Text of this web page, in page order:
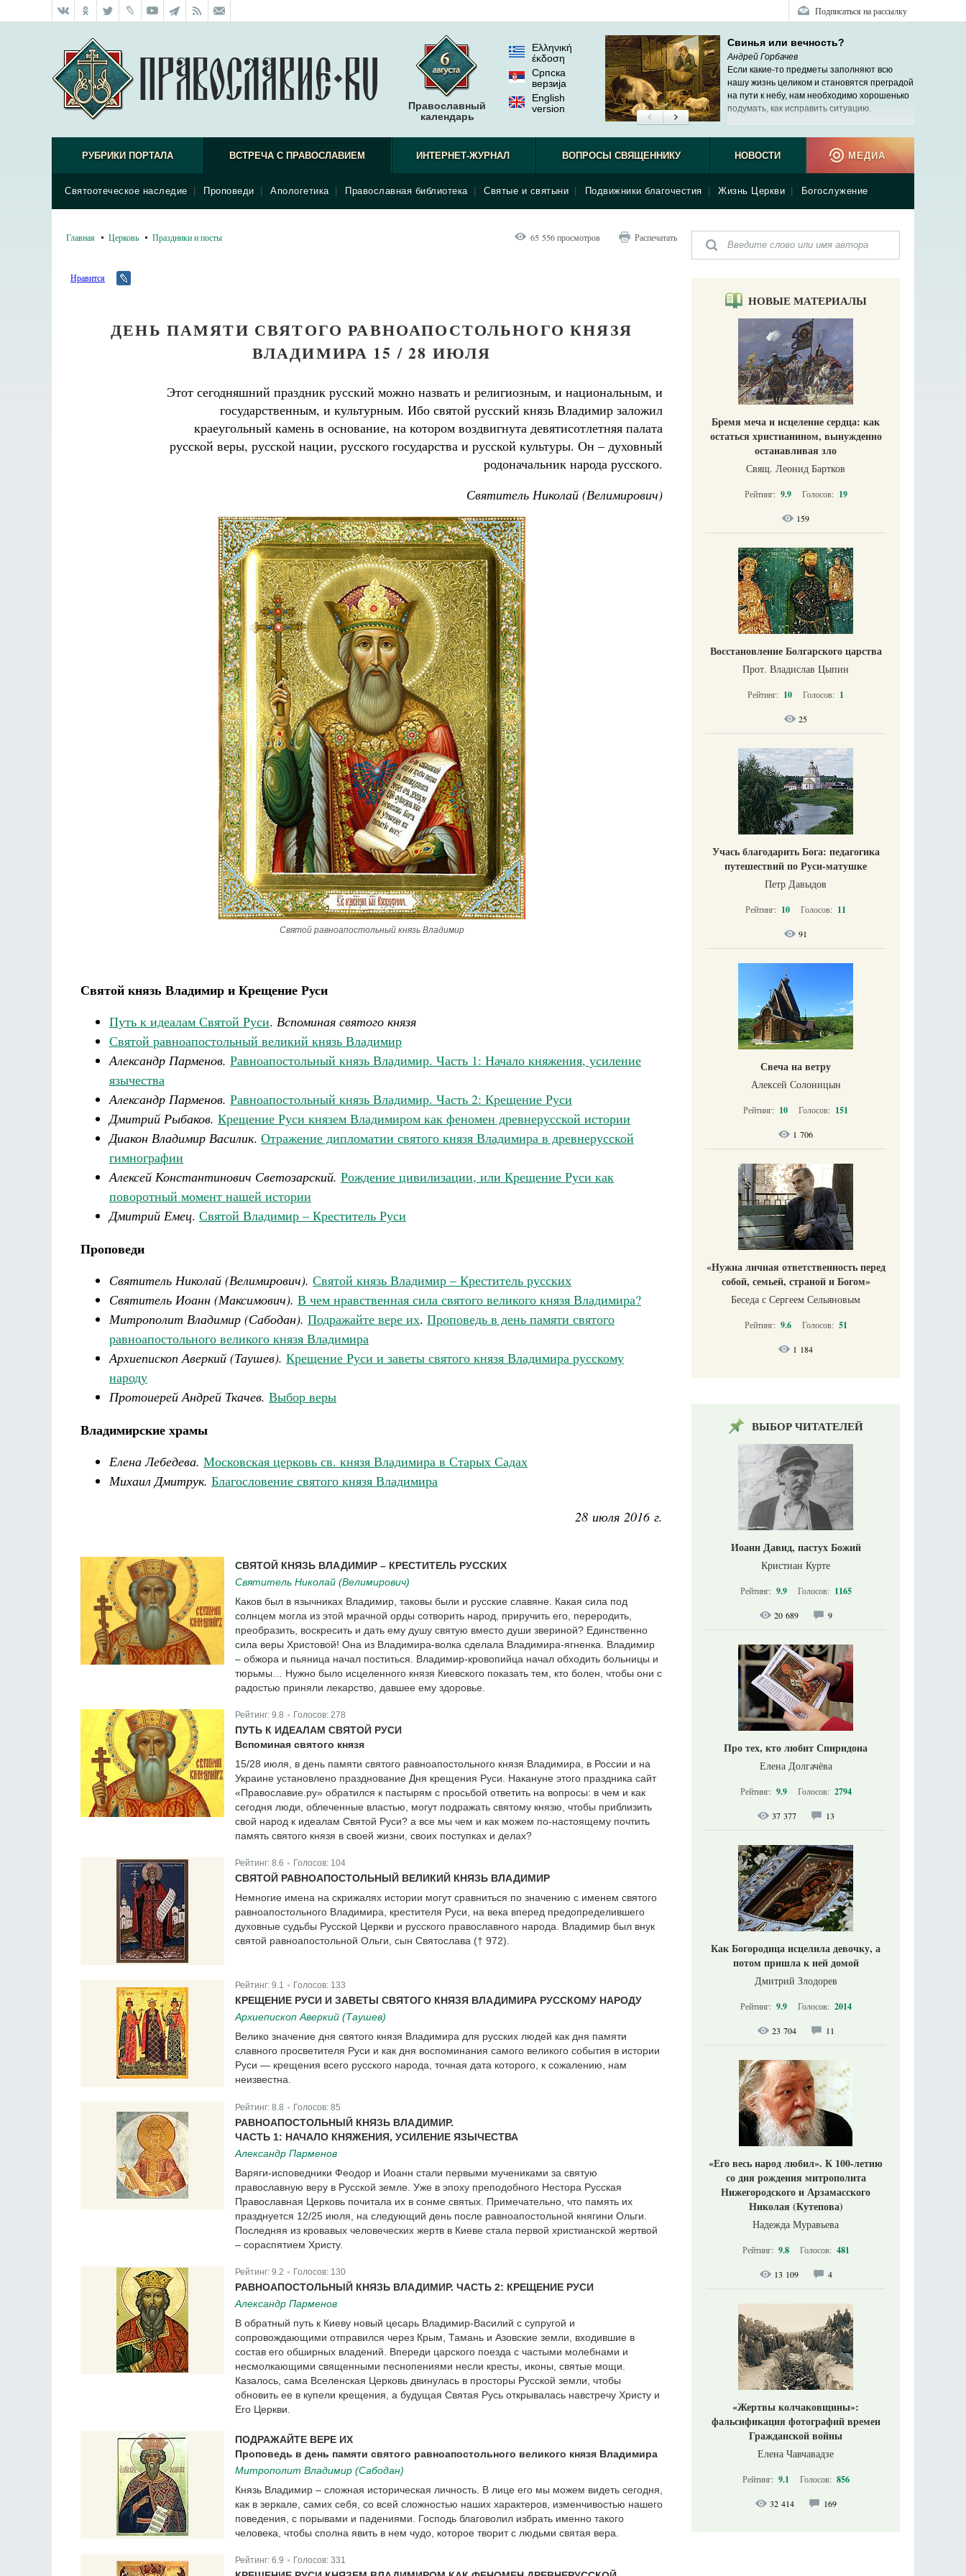
Подписаться на рассылку
Православный
календарь
Ελληνική
έκδοση
Српска
верзиjа
English
version
Свинья или вечность?
Андрей Горбачев
Если какие-то предметы заполняют всю
нашу жизнь целиком и становятся преградой
на пути к небу, нам необходимо хорошенько
подумать, как исправить ситуацию.
РУБРИКИ ПОРТАЛА ВСТРЕЧА С ПРАВОСЛАВИЕМ
Святоотеческое наследие Проповеди Апологетика Православная библиотека Святые и святыни Подвижники благочестия Жизнь Церкви Богослужение
ИНТЕРНЕТ-ЖУРНАЛ ВОПРОСЫ СВЯЩЕННИКУ НОВОСТИ МЕДИА
Главная Церковь Праздники и посты 65 556 просмотров Распечатать
Нравится
ДЕНЬ ПАМЯТИ СВЯТОГО РАВНОАПОСТОЛЬНОГО КНЯЗЯ
ВЛАДИМИРА 15 / 28 ИЮЛЯ
Этот сегодняшний праздник русский можно назвать и религиозным, и национальным, и
государственным, и культурным. Ибо святой русский князь Владимир заложил
краеугольный камень в основание, на котором воздвигнута девятисотлетняя палата
русской веры, русской нации, русского государства и русской культуры. Он – духовный
родоначальник народа русского.
Святитель Николай (Велимирович)
Святой равноапостольный князь Владимир
Святой князь Владимир и Крещение Руси
Путь к идеалам Святой Руси. Вспоминая святого князя
Святой равноапостольный великий князь Владимир
Александр Парменов. Равноапостольный князь Владимир. Часть 1: Начало княжения, усиление
язычества
Александр Парменов. Равноапостольный князь Владимир. Часть 2: Крещение Руси
Дмитрий Рыбаков. Крещение Руси князем Владимиром как феномен древнерусской истории
Диакон Владимир Василик. Отражение дипломатии святого князя Владимира в древнерусской
гимнографии
Алексей Константинович Светозарский. Рождение цивилизации, или Крещение Руси как
поворотный момент нашей истории
Дмитрий Емец. Святой Владимир – Креститель Руси
Проповеди
Святитель Николай (Велимирович). Святой князь Владимир – Креститель русских
Святитель Иоанн (Максимович). В чем нравственная сила святого великого князя Владимира?
Митрополит Владимир (Сабодан). Подражайте вере их. Проповедь в день памяти святого
равноапостольного великого князя Владимира
Архиепископ Аверкий (Таушев). Крещение Руси и заветы святого князя Владимира русскому
народу
Протоиерей Андрей Ткачев. Выбор веры
Владимирские храмы
Елена Лебедева. Московская церковь св. князя Владимира в Старых Садах
Михаил Дмитрук. Благословение святого князя Владимира
28 июля 2016 г.
СВЯТОЙ КНЯЗЬ ВЛАДИМИР – КРЕСТИТЕЛЬ РУССКИХ
Святитель Николай (Велимирович)
Каков был в язычниках Владимир, таковы были и русские славяне. Какая сила под
солнцем могла из этой мрачной орды сотворить народ, приручить его, переродить,
преобразить, воскресить и дать ему душу святую вместо души звериной? Единственно
сила веры Христовой! Она из Владимира-волка сделала Владимира-ягненка. Владимир
– обжора и пьяница начал поститься. Владимир-кровопийца начал обходить больницы и
тюрьмы… Нужно было исцеленного князя Киевского показать тем, кто болен, чтобы они с
радостью приняли лекарство, давшее ему здоровье.
Рейтинг: 9.8 Голосов: 278
ПУТЬ К ИДЕАЛАМ СВЯТОЙ РУСИ
Вспоминая святого князя
15/28 июля, в день памяти святого равноапостольного князя Владимира, в России и на
Украине установлено празднование Дня крещения Руси. Накануне этого праздника сайт
«Православие.ру» обратился к пастырям с просьбой ответить на вопросы: в чем и как
сегодня люди, облеченные властью, могут подражать святому князю, чтобы приблизить
свой народ к идеалам Святой Руси? а все мы чем и как можем по-настоящему почтить
память святого князя в своей жизни, своих поступках и делах?
Рейтинг: 8.6 Голосов: 104
СВЯТОЙ РАВНОАПОСТОЛЬНЫЙ ВЕЛИКИЙ КНЯЗЬ ВЛАДИМИР
Немногие имена на скрижалях истории могут сравниться по значению с именем святого
равноапостольного Владимира, крестителя Руси, на века вперед предопределившего
духовные судьбы Русской Церкви и русского православного народа. Владимир был внук
святой равноапостольной Ольги, сын Святослава († 972).
Рейтинг: 9.1 Голосов: 133
КРЕЩЕНИЕ РУСИ И ЗАВЕТЫ СВЯТОГО КНЯЗЯ ВЛАДИМИРА РУССКОМУ НАРОДУ
Архиепископ Аверкий (Таушев)
Велико значение дня святого князя Владимира для русских людей как дня памяти
славного просветителя Руси и как дня воспоминания самого великого события в истории
Руси — крещения всего русского народа, точная дата которого, к сожалению, нам
неизвестна.
Рейтинг: 8.8 Голосов: 85
РАВНОАПОСТОЛЬНЫЙ КНЯЗЬ ВЛАДИМИР.
ЧАСТЬ 1: НАЧАЛО КНЯЖЕНИЯ, УСИЛЕНИЕ ЯЗЫЧЕСТВА
Александр Парменов
Варяги-исповедники Феодор и Иоанн стали первыми мучениками за святую
православную веру в Русской земле. Уже в эпоху преподобного Нестора Русская
Православная Церковь почитала их в сонме святых. Примечательно, что память их
празднуется 12/25 июля, на следующий день после равноапостольной княгини Ольги.
Последняя из кровавых человеческих жертв в Киеве стала первой христианской жертвой
– сораспятием Христу.
Рейтинг: 9.2 Голосов: 130
РАВНОАПОСТОЛЬНЫЙ КНЯЗЬ ВЛАДИМИР. ЧАСТЬ 2: КРЕЩЕНИЕ РУСИ
Александр Парменов
В обратный путь к Киеву новый цесарь Владимир-Василий с супругой и
сопровождающими отправился через Крым, Тамань и Азовские земли, входившие в
состав его обширных владений. Впереди царского поезда с частыми молебнами и
несмолкающими священными песнопениями несли кресты, иконы, святые мощи.
Казалось, сама Вселенская Церковь двинулась в просторы Русской земли, чтобы
обновить ее в купели крещения, а будущая Святая Русь открывалась навстречу Христу и
Его Церкви.
ПОДРАЖАЙТЕ ВЕРЕ ИХ
Проповедь в день памяти святого равноапостольного великого князя Владимира
Митрополит Владимир (Сабодан)
Князь Владимир – сложная историческая личность. В лице его мы можем видеть сегодня,
как в зеркале, самих себя, со всей сложностью наших характеров, изменчивостью нашего
поведения, с порывами и падениями. Господь благоволил избрать именно такого
человека, чтобы сполна явить в нем чудо, которое творит с людьми святая вера.
Рейтинг: 6.9 Голосов: 331
НОВЫЕ МАТЕРИАЛЫ
Бремя меча и исцеление сердца: как
остаться христианином, вынужденно
останавливая зло
Свящ. Леонид Бартков
Рейтинг: 9.9 Голосов: 19
159
Восстановление Болгарского царства
Прот. Владислав Цыпин
Рейтинг: 10 Голосов: 1
25
Учась благодарить Бога: педагогика
путешествий по Руси-матушке
Петр Давыдов
Рейтинг: 10 Голосов: 11
91
Свеча на ветру
Алексей Солоницын
Рейтинг: 10 Голосов: 151
1 706
«Нужна личная ответственность перед
собой, семьей, страной и Богом»
Беседа с Сергеем Сельяновым
Рейтинг: 9.6 Голосов: 51
1 184
ВЫБОР ЧИТАТЕЛЕЙ
Иоанн Давид, пастух Божий
Кристиан Курте
Рейтинг: 9.9 Голосов: 1165
20 689 9
Про тех, кто любит Спиридона
Елена Долгачёва
Рейтинг: 9.9 Голосов: 2794
37 377 13
Как Богородица исцелила девочку, а
потом пришла к ней домой
Дмитрий Злодорев
Рейтинг: 9.9 Голосов: 2014
23 704 11
«Его весь народ любил». К 100-летию
со дня рождения митрополита
Нижегородского и Арзамасского
Николая (Кутепова)
Надежда Муравьева
Рейтинг: 9.8 Голосов: 481
13 109 4
«Жертвы колчаковщины»:
фальсификация фотографий времен
Гражданской войны
Елена Чавчавадзе
Рейтинг: 9.1 Голосов: 856
32 414 169